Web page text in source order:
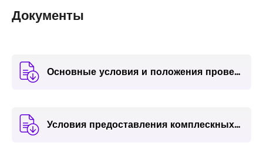
Документы
Основные условия и положения проведения операций по цифровым картам через мобильное приложение EvocaTouch с применением платежных карт ЗАО “ЭВОКАБАНК”
Условия предоставления комплескных банковских услуг 16.05.2025